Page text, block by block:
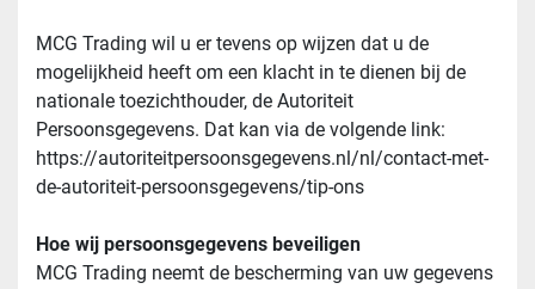
MCG Trading wil u er tevens op wijzen dat u de
mogelijkheid heeft om een klacht in te dienen bij de
nationale toezichthouder, de Autoriteit
Persoonsgegevens. Dat kan via de volgende link:
https://autoriteitpersoonsgegevens.nl/nl/contact-met-
de-autoriteit-persoonsgegevens/tip-ons
Hoe wij persoonsgegevens beveiligen
MCG Trading neemt de bescherming van uw gegevens